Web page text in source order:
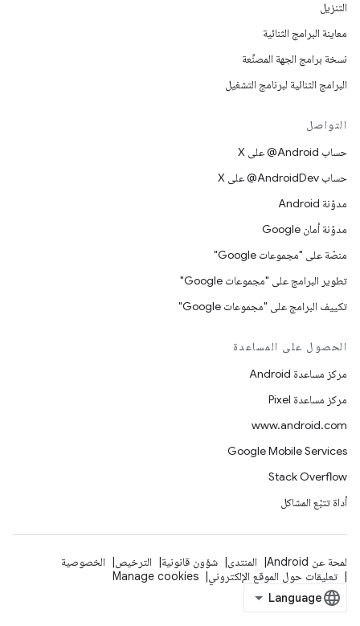
التنزيل
معاينة البرامج الثنائية
نسخة برامج الجهة المصنِّعة
البرامج الثنائية لبرنامج التشغيل
التواصل
حساب ‎@Android على X
حساب ‎@AndroidDev على X
مدوّنة Android
مدوّنة أمان Google
منصّة على "مجموعات Google"
تطوير البرامج على "مجموعات Google"
تكييف البرامج على "مجموعات Google"
الحصول على المساعدة
مركز مساعدة Android
مركز مساعدة Pixel
www.android.com
Google Mobile Services
Stack Overflow
أداة تتبّع المشاكل
لمحة عن Android المنتدى شؤون قانونية الترخيص
الخصوصية
تعليقات حول الموقع الإلكتروني
Manage cookies